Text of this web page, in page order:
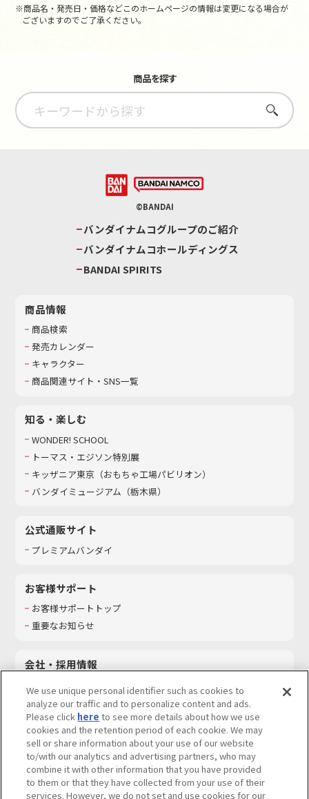
※商品名・発売日・価格などこのホームページの情報は変更になる場合が
ございますのでご了承ください。
商品を探す
さがす
©BANDAI
バンダイナムコグループのご紹介
バンダイナムコホールディングス
BANDAI SPIRITS
商品情報
商品検索
発売カレンダー
キャラクター
商品関連サイト・SNS一覧
知る・楽しむ
WONDER! SCHOOL
トーマス・エジソン特別展
キッザニア東京（おもちゃ工場パビリオン）​
バンダイミュージアム（栃木県）
公式通販サイト
プレミアムバンダイ
お客様サポート
お客様サポートトップ
重要なお知らせ
会社・採用情報
採用情報
サステナビリティ
お問い合わせ
We use unique personal identifier such as cookies to
analyze our traffic and to personalize content and ads.
Please click here to see more details about how we use
cookies and the retention period of each cookie. We may
sell or share information about your use of our website
to/with our analytics and advertising partners, who may
combine it with other information that you have provided
to them or that they have collected from your use of their
services. However, we do not set and use cookies for our